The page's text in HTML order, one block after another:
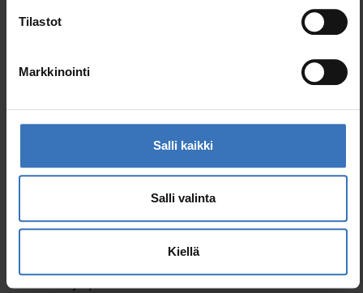
Tilastot
Markkinointi
Salli kaikki
Salli valinta
Kiellä
Himmennys DALI-2
Himmennys DSI
Himmennys
valmistajakohtainen
Ei
verkkovirtamodulaatio
Himmennys nousevan
Ei